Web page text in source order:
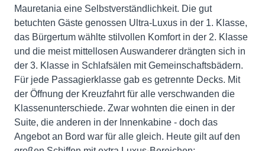
Mauretania eine Selbstverständlichkeit. Die gut
betuchten Gäste genossen Ultra-Luxus in der 1. Klasse,
das Bürgertum wählte stilvollen Komfort in der 2. Klasse
und die meist mittellosen Auswanderer drängten sich in
der 3. Klasse in Schlafsälen mit Gemeinschaftsbädern.
Für jede Passagierklasse gab es getrennte Decks. Mit
der Öffnung der Kreuzfahrt für alle verschwanden die
Klassenunterschiede. Zwar wohnten die einen in der
Suite, die anderen in der Innenkabine - doch das
Angebot an Bord war für alle gleich. Heute gilt auf den